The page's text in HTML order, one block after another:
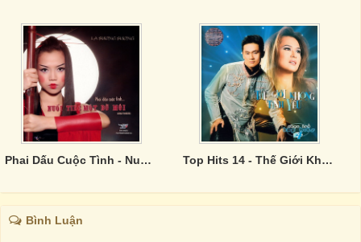
Phai Dấu Cuộc Tình - Nuối Tiếc Một Bờ Môi Top Hits 14 - Thế Giới Không Tình Yêu
Bình Luận